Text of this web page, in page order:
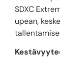
SDXC
upean,